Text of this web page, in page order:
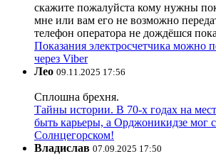
скажите пожалуйста кому нужны
мне или вам его не возможно
телефон оператора не дождёшся
Показания электросчетчика можно
через Viber
Лео 09.11.2025 17:56
Сплошна брехня.
Тайны истории. В 70-х годах на
быть карьеры, а Орджоникидзе мог
Солнцегорском!
Владислав 07.09.2025 17:50